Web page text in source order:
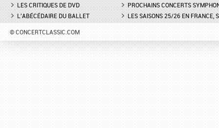
LES CRITIQUES DE DVD
L'ABÉCÉDAIRE DU BALLET
PROCHAINS CONCERTS
LES SAISONS 25/26 EN FRANCE,
© CONCERTCLASSIC.COM